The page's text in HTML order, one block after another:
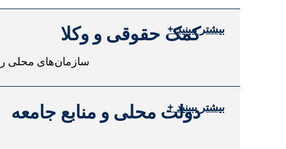
کمک حقوقی و وکلا
سازمان‌های محلی را
بیشتر ببینید +
دولت محلی و منابع جامعه
بیشتر ببینید +